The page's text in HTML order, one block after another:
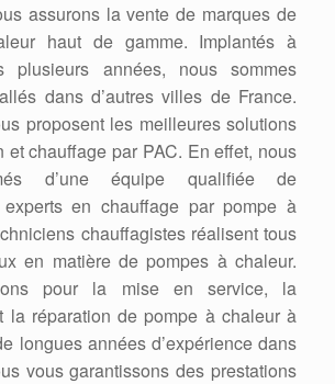
assurons la vente de marques de
haut de gamme. Implantés à
plusieurs années, nous sommes
dans d’autres villes de France.
proposent les meilleures solutions
et chauffage par PAC. En effet, nous
d’une équipe qualifiée de
experts en chauffage par pompe à
chauffagistes réalisent tous
en matière de pompes à chaleur.
pour la mise en service, la
la réparation de pompe à chaleur à
longues années d’expérience dans
vous garantissons des prestations